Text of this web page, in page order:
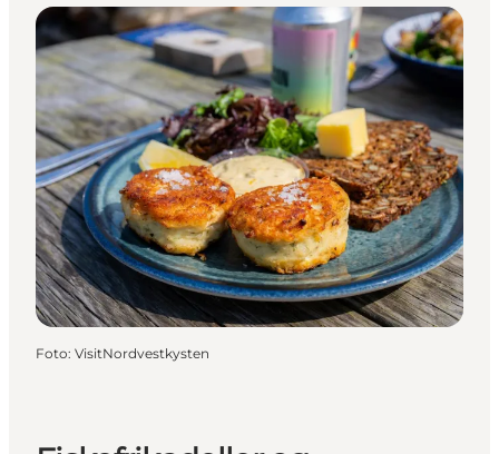
Foto: VisitNordvestkysten